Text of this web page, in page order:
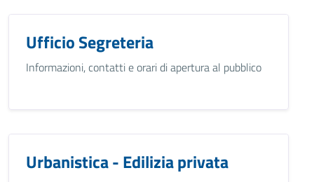
Ufficio Segreteria
Informazioni, contatti e orari di apertura al pubblico
Urbanistica - Edilizia privata